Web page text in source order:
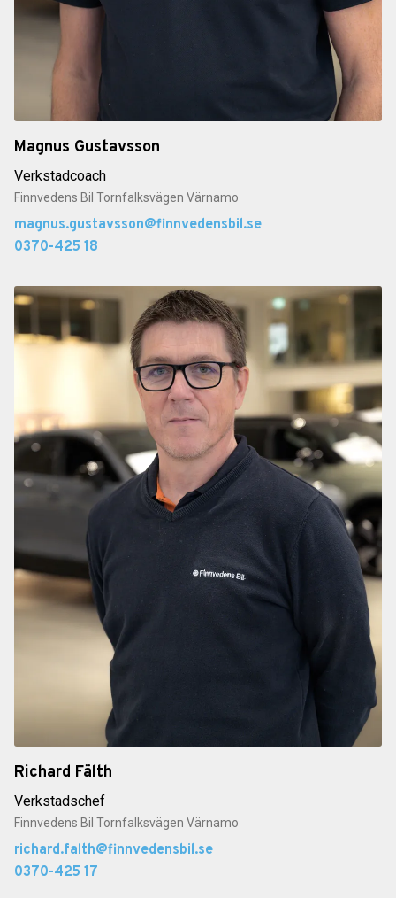
Magnus Gustavsson
Verkstadcoach
Finnvedens Bil Tornfalksvägen Värnamo
magnus.gustavsson@finnvedensbil.se
0370-425 18
Richard Fälth
Verkstadschef
Finnvedens Bil Tornfalksvägen Värnamo
richard.falth@finnvedensbil.se
0370-425 17